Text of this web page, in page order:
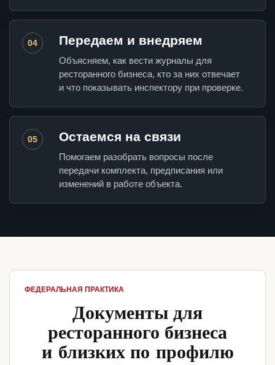
04 Передаем и внедряем
Объясняем, как вести журналы для
ресторанного бизнеса, кто за них отвечает
и что показывать инспектору при проверке.
05 Остаемся на связи
Помогаем разобрать вопросы после
передачи комплекта, предписания или
изменений в работе объекта.
ФЕДЕРАЛЬНАЯ ПРАКТИКА
Документы для
ресторанного бизнеса
и близких по профилю